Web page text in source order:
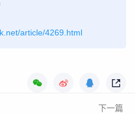
article/4269.html
下一篇